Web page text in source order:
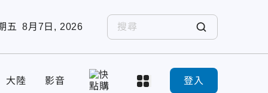
五 8月7日, 2026
大陸 影音 登入